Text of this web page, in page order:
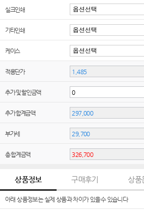
실크인쇄
기타인쇄
케이스
적용단가
추가 및 할인금액
추가 합계금액
부가세
총 합계금액
상품정보 구매후기 상품
아래 상품정보는 실제 상품과 차이가 있을수 있습니다